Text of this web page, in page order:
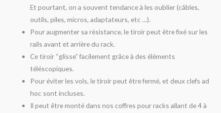
Et pourtant, on a souvent tendance à les oublier (câbles,
outils, piles, micros, adaptateurs, etc …).
Pour augmenter sa résistance, le tiroir peut être fixé sur les
rails avant et arrière du rack.
Ce tiroir “glisse” facilement grâce à des éléments
téléscopiques.
Pour éviter les vols, le tiroir peut être fermé, et deux clefs ad
hoc sont incluses.
Il peut être monté dans nos coffres pour racks allant de 4 à